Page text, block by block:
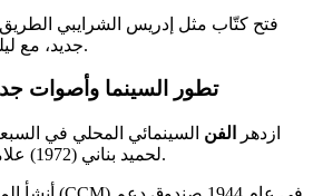
فتح كتّاب مثل إدريس الشرايبي الطريق
جديد، مع.
تطور السينما وأصوات
ازدهر الفن السينمائي المحلي في
لحميد بناني (1972) علامة بارزة في هذا السياق.